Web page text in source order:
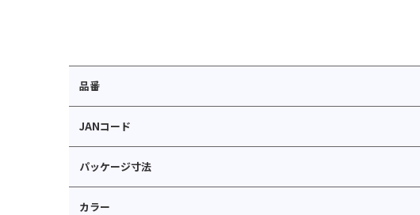
品番
JANコード
パッケージ寸法
カラー